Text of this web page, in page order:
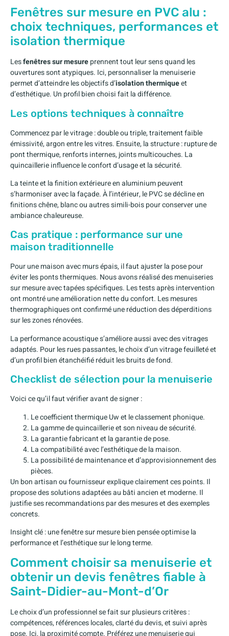
Fenêtres sur mesure en PVC alu :
choix techniques, performances et
isolation thermique
Lesfenêtres sur mesureprennent tout leur sens quand les
ouvertures sont atypiques. Ici, personnaliser la menuiserie
permet d’atteindre les objectifs d’isolation thermiqueet
d’esthétique. Un profil bien choisi fait la différence.
Les options techniques à connaître
Commencez par le vitrage : double ou triple, traitement faible
émissivité, argon entre les vitres. Ensuite, la structure : rupture de
pont thermique, renforts internes, joints multicouches. La
quincaillerie influence le confort d’usage et la sécurité.
La teinte et la finition extérieure en aluminium peuvent
s’harmoniser avec la façade. À l’intérieur, le PVC se décline en
finitions chêne, blanc ou autres simili-bois pour conserver une
ambiance chaleureuse.
Cas pratique : performance sur une
maison traditionnelle
Pour une maison avec murs épais, il faut ajuster la pose pour
éviter les ponts thermiques. Nous avons réalisé des menuiseries
sur mesure avec tapées spécifiques. Les tests après intervention
ont montré une amélioration nette du confort. Les mesures
thermographiques ont confirmé une réduction des déperditions
sur les zones rénovées.
La performance acoustique s’améliore aussi avec des vitrages
adaptés. Pour les rues passantes, le choix d’un vitrage feuilleté et
d’un profil bien étanchéifié réduit les bruits de fond.
Checklist de sélection pour la menuiserie
Voici ce qu’il faut vérifier avant de signer :
Le coefficient thermique Uw et le classement phonique.
La gamme de quincaillerie et son niveau de sécurité.
La garantie fabricant et la garantie de pose.
La compatibilité avec l’esthétique de la maison.
La possibilité de maintenance et d’approvisionnement des
pièces.
Un bon artisan ou fournisseur explique clairement ces points. Il
propose des solutions adaptées au bâti ancien et moderne. Il
justifie ses recommandations par des mesures et des exemples
concrets.
Insight clé : une fenêtre sur mesure bien pensée optimise la
performance et l’esthétique sur le long terme.
Comment choisir sa menuiserie et
obtenir un devis fenêtres fiable à
Saint-Didier-au-Mont-d’Or
Le choix d’un professionnel se fait sur plusieurs critères :
compétences, références locales, clarté du devis, et suivi après